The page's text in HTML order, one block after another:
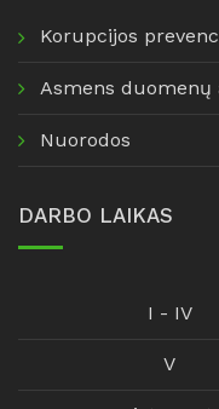
Korupcijos
Asmens duomenų
Nuorodos
DARBO LAIKAS
I - IV
V